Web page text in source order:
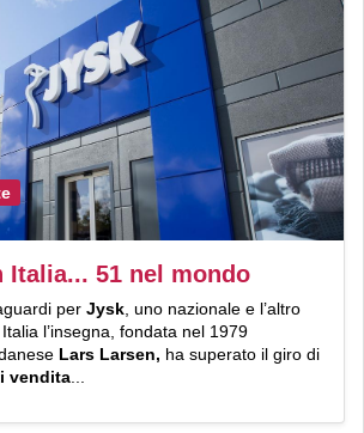
Italia... 51 nel mondo
per Jysk , uno nazionale e l’altro
l’insegna, fondata nel 1979
Lars Larsen, ha superato il giro di
vendita